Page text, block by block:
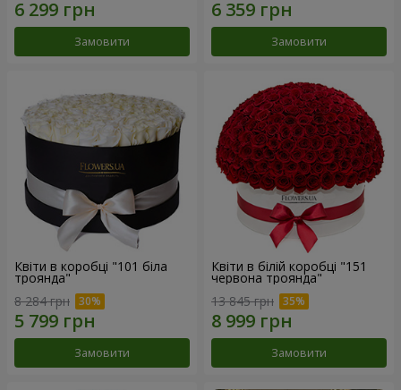
Замовити Замовити
Квіти в коробці "101 біла
троянда"
8 284 грн
Замовити
Квіти в білій коробці "151
червона троянда"
13 845 грн
Замовити